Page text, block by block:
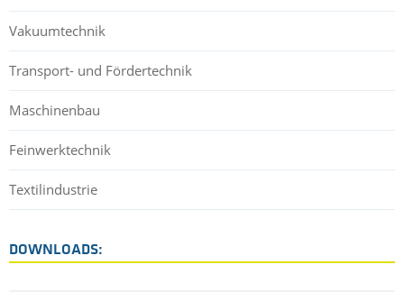
Vakuumtechnik
Transport- und Fördertechnik
Maschinenbau
Feinwerktechnik
Textilindustrie
DOWNLOADS: